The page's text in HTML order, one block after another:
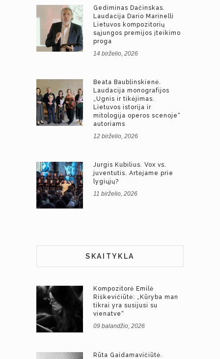
Gediminas Dačinskas.
Laudacija Dario Marinelli
Lietuvos kompozitorių
sąjungos premijos įteikimo
proga
14 birželio, 2026
Beata Baublinskienė.
Laudacija monografijos
„Ugnis ir tikėjimas.
Lietuvos istorija ir
mitologija operos scenoje“
autoriams
12 birželio, 2026
Jurgis Kubilius. Vox vs.
juventutis. Artėjame prie
lygiųjų?
11 birželio, 2026
SKAITYKLA
Kompozitorė Emilė
Riškevičiūtė: „Kūryba man
tikrai yra susijusi su
vienatve“
09 balandžio, 2026
Rūta Gaidamavičiūtė.